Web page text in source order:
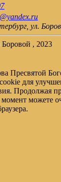
ул.
, 2023
Пресвятой
для
Продолжая
можете